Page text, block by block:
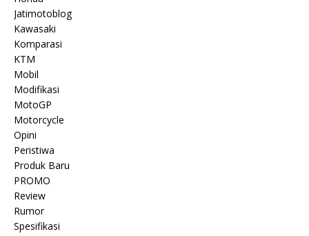
Jatimotoblog
Kawasaki
Komparasi
KTM
Mobil
Modifikasi
MotoGP
Motorcycle
Opini
Peristiwa
Produk Baru
PROMO
Review
Rumor
Spesifikasi